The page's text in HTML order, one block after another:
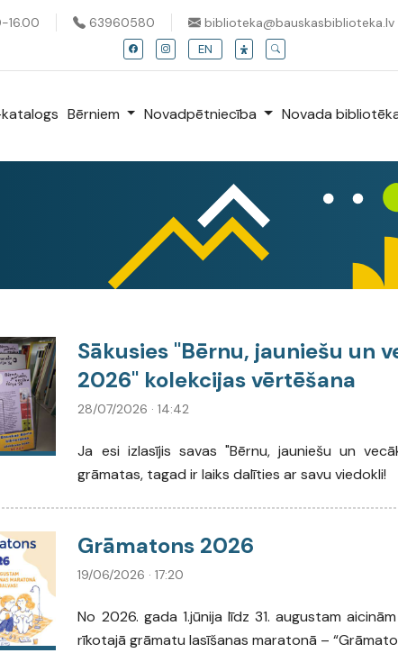
16.00 63960580 biblioteka@bauskasbiblioteka.lv
EN
Bērniem Novadpētniecība Novada
Sākusies "Bērnu, jauniešu un
2026" kolekcijas vērtēšana
28/07/2026 · 14:42
Ja esi izlasījis savas "Bērnu, jauniešu un
grāmatas, tagad ir laiks dalīties ar savu viedokli!
Grāmatons 2026
19/06/2026 · 17:20
No 2026. gada 1.jūnija līdz 31. augustam
rīkotajā grāmatu lasīšanas maratonā –